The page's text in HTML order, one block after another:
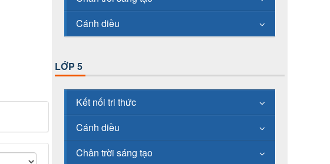
Cánh diều
LỚP 5
Kết nối tri thức
Cánh diều
Chân trời sáng tạo